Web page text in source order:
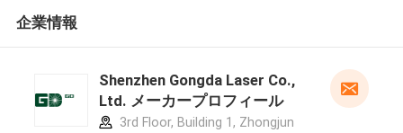
企業情報
Shenzhen Gongda Laser Co.,
Ltd. メーカープロフィール
3rd Floor, Building 1, Zhongjun